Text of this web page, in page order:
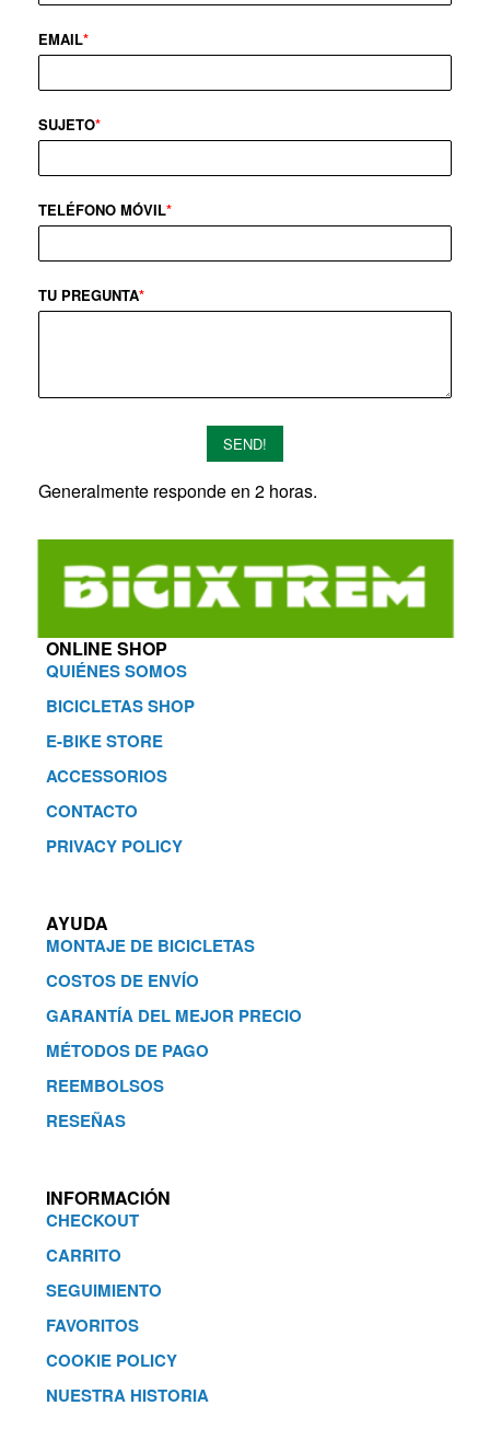
EMAIL*
SUJETO*
TELÉFONO MÓVIL*
TU PREGUNTA*
SEND!
Generalmente responde en 2 horas.
ONLINE SHOP
QUIÉNES SOMOS
BICICLETAS SHOP
E-BIKE STORE
ACCESSORIOS
CONTACTO
PRIVACY POLICY
AYUDA
MONTAJE DE BICICLETAS
COSTOS DE ENVÍO
GARANTÍA DEL MEJOR PRECIO
MÉTODOS DE PAGO
REEMBOLSOS
RESEÑAS
INFORMACIÓN
CHECKOUT
CARRITO
SEGUIMIENTO
FAVORITOS
COOKIE POLICY
NUESTRA HISTORIA